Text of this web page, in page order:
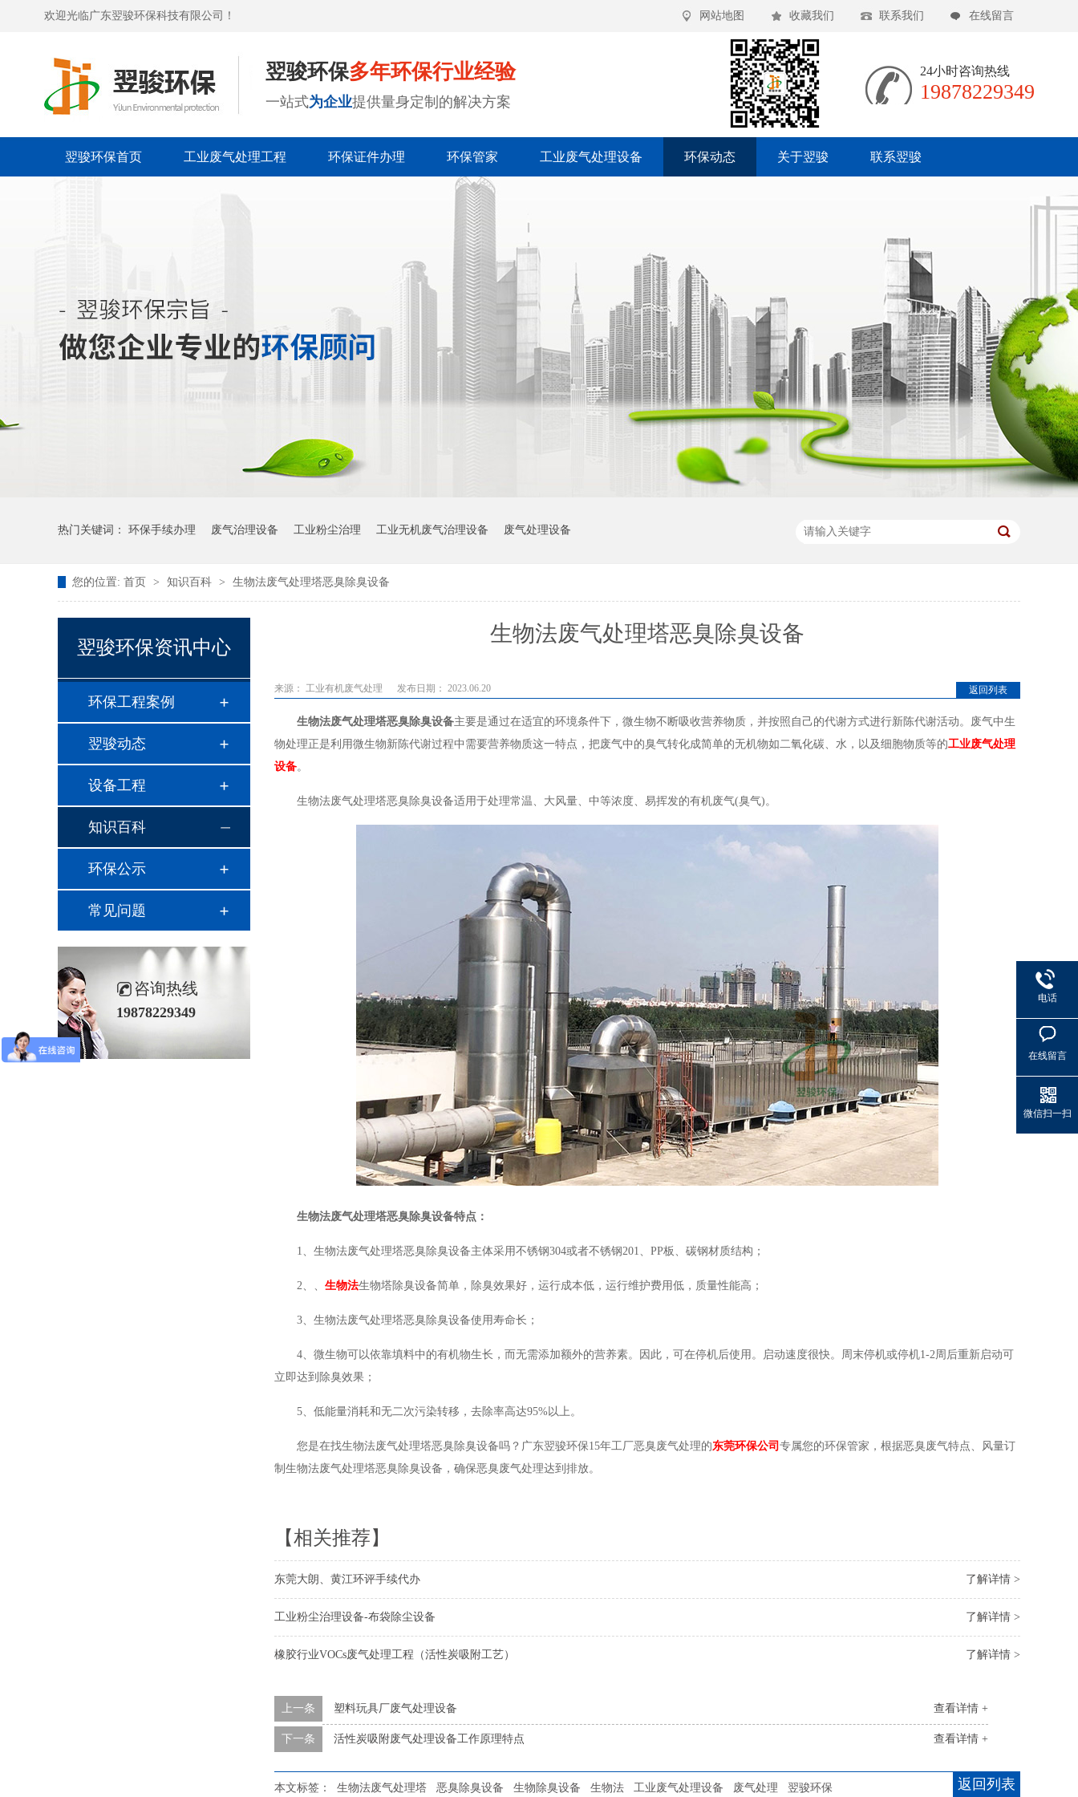
网站地图 收藏我们 联系我们 在线留言
欢迎光临广东翌骏环保科技有限公司！
翌骏环保多年环保行业经验
一站式为企业提供量身定制的解决方案
24小时咨询热线
19878229349
翌骏环保首页 工业废气处理工程 环保证件办理 环保管家 工业废气处理设备 环保动态 关于翌骏 联系翌骏
热门关键词： 环保手续办理 废气治理设备 工业粉尘治理 工业无机废气治理设备 废气处理设备
您的位置: 首页 > 知识百科 > 生物法废气处理塔恶臭除臭设备
生物法废气处理塔恶臭除臭设备
返回列表
来源： 工业有机废气处理 发布日期： 2023.06.20
生物法废气处理塔恶臭除臭设备主要是通过在适宜的环境条件下，微生物不断吸收营养物质，并按照自己的代谢方式进行新陈代谢活动。废气中生
物处理正是利用微生物新陈代谢过程中需要营养物质这一特点，把废气中的臭气转化成简单的无机物如二氧化碳、水，以及细胞物质等的工业废气处理
设备。
生物法废气处理塔恶臭除臭设备适用于处理常温、大风量、中等浓度、易挥发的有机废气(臭气)。
生物法废气处理塔恶臭除臭设备特点：
1、生物法废气处理塔恶臭除臭设备主体采用不锈钢304或者不锈钢201、PP板、碳钢材质结构；
2、、 生物法生物塔除臭设备简单，除臭效果好，运行成本低，运行维护费用低，质量性能高；
3、生物法废气处理塔恶臭除臭设备使用寿命长；
4、微生物可以依靠填料中的有机物生长，而无需添加额外的营养素。因此，可在停机后使用。启动速度很快。周末停机或停机1-2周后重新启动可
立即达到除臭效果；
5、低能量消耗和无二次污染转移，去除率高达95%以上。
您是在找生物法废气处理塔恶臭除臭设备吗？广东翌骏环保15年工厂恶臭废气处理的东莞环保公司 专属您的环保管家，根据恶臭废气特点、风量订
制生物法废气处理塔恶臭除臭设备，确保恶臭废气处理达到排放。
【相关推荐】
了解详情 >
东莞大朗、黄江环评手续代办
了解详情 >
工业粉尘治理设备-布袋除尘设备
了解详情 >
橡胶行业VOCs废气处理工程（活性炭吸附工艺）
查看详情 +
上一条 塑料玩具厂废气处理设备
查看详情 +
下一条 活性炭吸附废气处理设备工作原理特点
返回列表
本文标签： 生物法废气处理塔 恶臭除臭设备 生物除臭设备 生物法 工业废气处理设备 废气处理 翌骏环保
翌骏环保资讯中心
环保工程案例
翌骏动态
设备工程
知识百科
环保公示
常见问题
咨询热线
19878229349
电话
在线留言
微信扫一扫